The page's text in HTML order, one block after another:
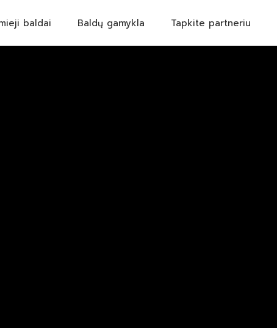
baldai Baldų gamykla Tapkite partneriu